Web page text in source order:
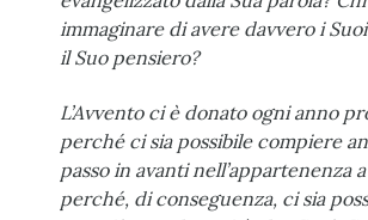
immaginare di avere davvero i
il Suo pensiero?
L’Avvento ci è donato ogni anno
perché ci sia possibile compiere
passo in avanti nell’appartenenza
perché, di conseguenza, ci sia